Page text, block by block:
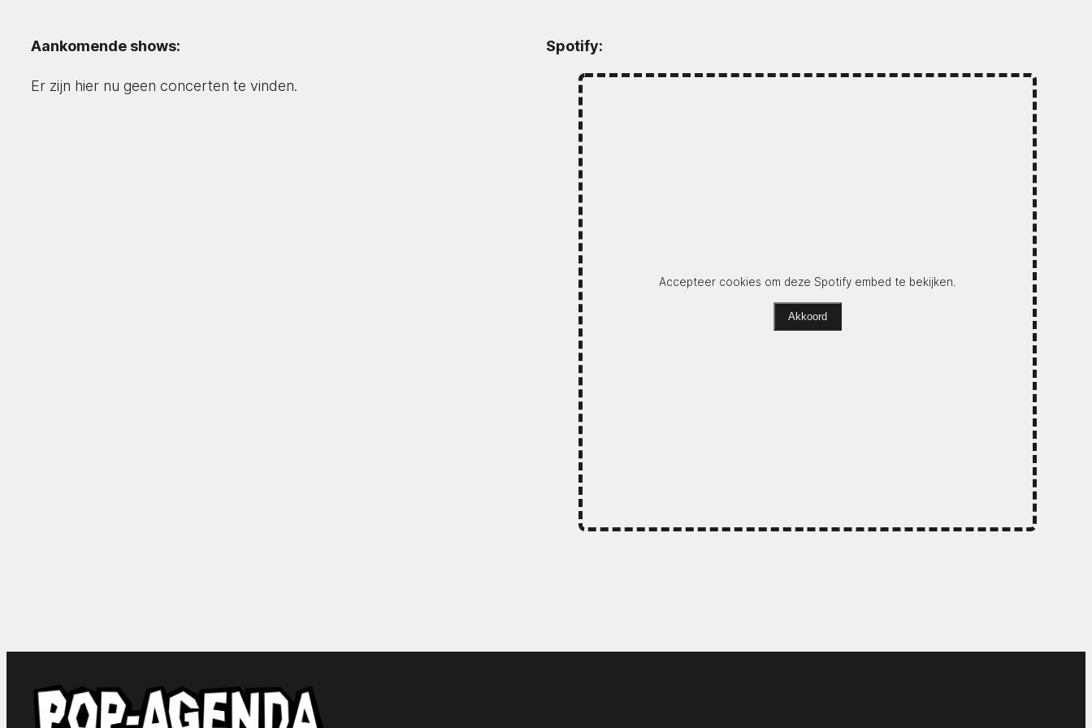
Aankomende shows:
Er zijn hier nu geen concerten te vinden.
Spotify:
Accepteer cookies om deze Spotify embed te bekijken.
Akkoord